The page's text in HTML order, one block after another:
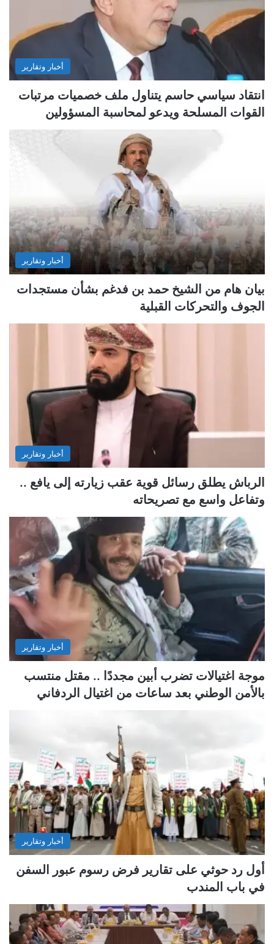
أخبار وتقارير
انتقاد سياسي حاسم يتناول ملف خصميات مرتبات
القوات المسلحة ويدعو لمحاسبة المسؤولين
أخبار وتقارير
بيان هام من الشيخ حمد بن فدغم بشأن مستجدات
الجوف والتحركات القبلية
أخبار وتقارير
الرباش يطلق رسائل قوية عقب زيارته إلى يافع ..
وتفاعل واسع مع تصريحاته
أخبار وتقارير
موجة اغتيالات تضرب أبين مجددًا .. مقتل منتسب
بالأمن الوطني بعد ساعات من اغتيال الردفاني
أخبار وتقارير
أول رد حوثي على تقارير فرض رسوم عبور السفن
في باب المندب